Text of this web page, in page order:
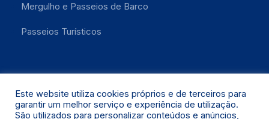
Mergulho e Passeios de Barco
Passeios Turísticos
Este website utiliza cookies próprios e de terceiros para
garantir um melhor serviço e experiência de utilização.
São utilizados para personalizar conteúdos e anúncios,